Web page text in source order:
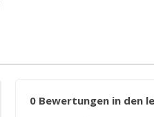
0 Bewertungen in den